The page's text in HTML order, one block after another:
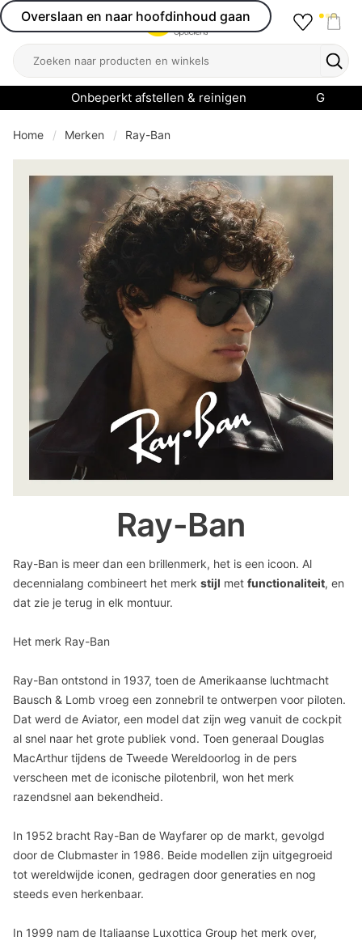
Overslaan en naar hoofdinhoud gaan
Open menu
Zoeken
Onbeperkt afstellen & reinigen
Home Merken Ray-Ban
Ray-Ban
Ray-Ban is meer dan een brillenmerk, het is een icoon. Al
decennialang combineert het merk stijl met functionaliteit, en
dat zie je terug in elk montuur.
Het merk Ray-Ban
Ray-Ban ontstond in 1937, toen de Amerikaanse luchtmacht
Bausch & Lomb vroeg een zonnebril te ontwerpen voor piloten.
Dat werd de Aviator, een model dat zijn weg vanuit de cockpit
al snel naar het grote publiek vond. Toen generaal Douglas
MacArthur tijdens de Tweede Wereldoorlog in de pers
verscheen met de iconische pilotenbril, won het merk
razendsnel aan bekendheid.
In 1952 bracht Ray-Ban de Wayfarer op de markt, gevolgd
door de Clubmaster in 1986. Beide modellen zijn uitgegroeid
tot wereldwijde iconen, gedragen door generaties en nog
steeds even herkenbaar.
In 1999 nam de Italiaanse Luxottica Group het merk over,